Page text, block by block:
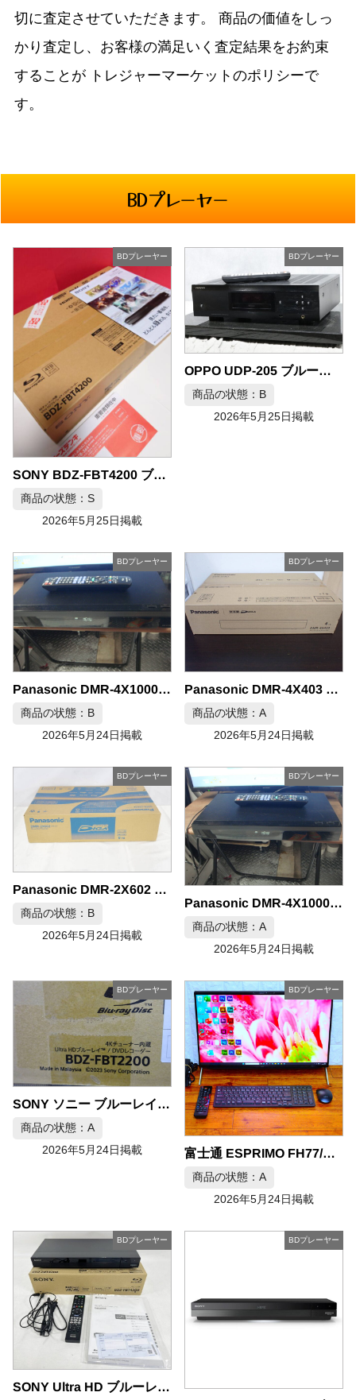
切に査定させていただきます。
商品の価値をしっ
かり査定し、お客様の満足いく査定結果をお約束
することが トレジャーマーケットのポリシーで
す。
BDプレーヤー
BDプレーヤー
SONY BDZ-FBT4200 ブルーレイレコーダー
商品の状態：S
2026年5月25日掲載
BDプレーヤー
OPPO UDP-205 ブルーレイプレーヤー
商品の状態：B
2026年5月25日掲載
BDプレーヤー
Panasonic DMR-4X1000 ブルーレイレコーダー 2020年製
商品の状態：B
2026年5月24日掲載
BDプレーヤー
Panasonic DMR-4X403 DIGA 4TB 4Kチューナー内蔵 ブルーレイディスクレコーダー
商品の状態：A
2026年5月24日掲載
BDプレーヤー
Panasonic DMR-2X602 ブルーレイディスクレコーダー 6TB
商品の状態：B
2026年5月24日掲載
BDプレーヤー
Panasonic DMR-4X1000 ブルーレイレコーダー 2020年製
商品の状態：A
2026年5月24日掲載
BDプレーヤー
SONY ソニー ブルーレイレコーダー BDZ-FBT2200 2TB
商品の状態：A
2026年5月24日掲載
BDプレーヤー
富士通 ESPRIMO FH77/F3 第11世代i7 ブルーレイ搭載デスクトップPC
商品の状態：A
2026年5月24日掲載
BDプレーヤー
SONY Ultra HD ブルーレイ DVDレコーダー BDZ-FBT4200 4TB
BDプレーヤー